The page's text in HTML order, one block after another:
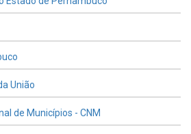
União
de Municípios - CNM